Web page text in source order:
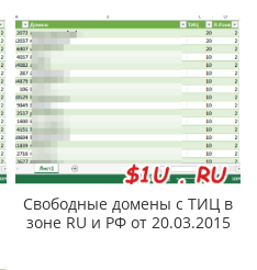
Свободные домены с ТИЦ в
зоне RU и РФ от 20.03.2015